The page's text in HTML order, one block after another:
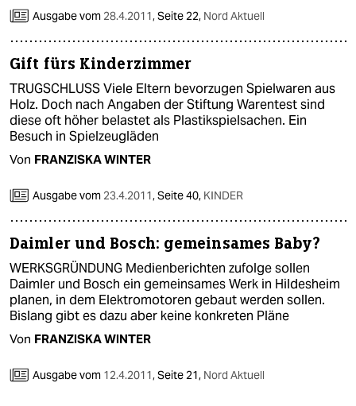
Ausgabe vom 28.4.2011,Seite 22, Nord Aktuell
Gift fürs Kinderzimmer
TRUGSCHLUSS Viele Eltern bevorzugen Spielwaren aus
Holz. Doch nach Angaben der Stiftung Warentest sind
diese oft höher belastet als Plastikspielsachen. Ein
Besuch in Spielzeugläden
Von FRANZISKA WINTER
Ausgabe vom 23.4.2011,Seite 40, KINDER
Daimler und Bosch: gemeinsames Baby?
WERKSGRÜNDUNG Medienberichten zufolge sollen
Daimler und Bosch ein gemeinsames Werk in Hildesheim
planen, in dem Elektromotoren gebaut werden sollen.
Bislang gibt es dazu aber keine konkreten Pläne
Von FRANZISKA WINTER
Ausgabe vom 12.4.2011,Seite 21, Nord Aktuell